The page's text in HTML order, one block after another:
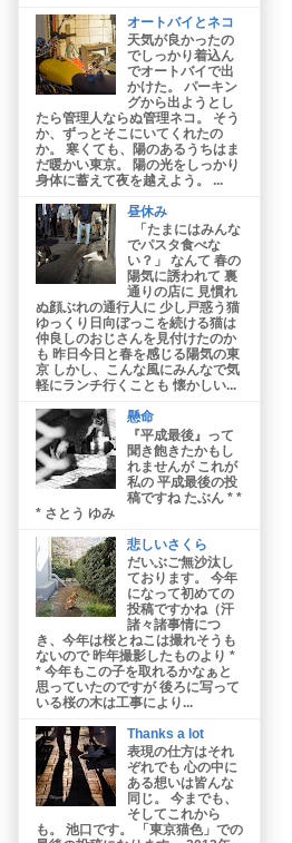
オートバイとネコ
天気が良かったの
でしっかり着込ん
でオートバイで出
かけた。 パーキン
グから出ようとし
たら管理人ならぬ管理ネコ。 そう
か、ずっとそこにいてくれたの
か。 寒くても、陽のあるうちはま
だ暖かい東京。 陽の光をしっかり
身体に蓄えて夜を越えよう。 ...
昼休み
「たまにはみんな
でパスタ食べな
い？」 なんて 春の
陽気に誘われて 裏
通りの店に 見慣れ
ぬ顔ぶれの通行人に 少し戸惑う猫
ゆっくり日向ぼっこを続ける猫は
仲良しのおじさんを見付けたのか
も 昨日今日と春を感じる陽気の東
京 しかし、こんな風にみんなで気
軽にランチ行くことも 懐かしい...
懸命
『平成最後』って
聞き飽きたかもし
れませんが これが
私の 平成最後の投
稿ですね たぶん * *
* さとう ゆみ
悲しいさくら
だいぶご無沙汰し
ております。 今年
になって初めての
投稿ですかね（汗
諸々諸事情につ
き、今年は桜とねこは撮れそうも
ないので 昨年撮影したものより *
* 今年もこの子を取れるかなぁと
思っていたのですが 後ろに写って
いる桜の木は工事により...
Thanks a lot
表現の仕方はそれ
ぞれでも 心の中に
ある想いは皆んな
同じ。 今までも、
そしてこれから
も。 池口です。 「東京猫色」での